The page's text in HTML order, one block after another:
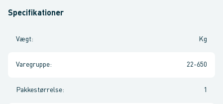
Specifikationer
Vægt: Kg
Varegruppe: 22-650
Pakkestørrelse: 1